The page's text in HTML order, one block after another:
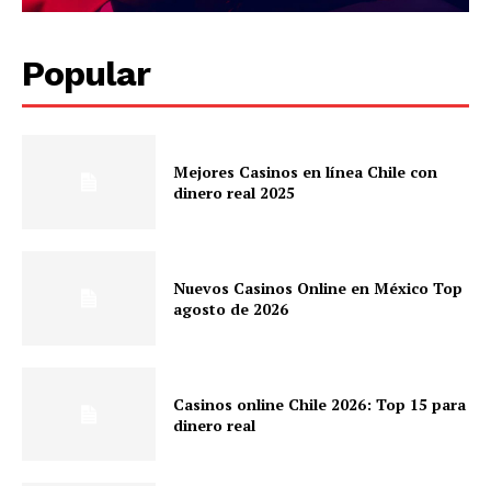
Popular
Mejores Casinos en línea Chile con
dinero real 2025
Nuevos Casinos Online en México Top
agosto de 2026
Casinos online Chile 2026: Top 15 para
dinero real